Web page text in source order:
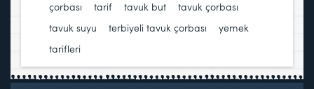
çorbası
tarif tavuk but tavuk çorbası
tavuk suyu
terbiyeli tavuk çorbası
yemek
tarifleri